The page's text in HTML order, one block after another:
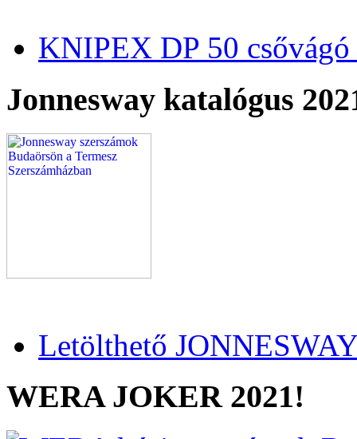
KNIPEX DP 50
Jonnesway katalógus
Letölthető
WERA JOKER 2021!